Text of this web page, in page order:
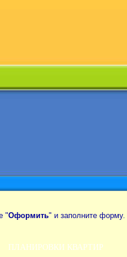
"Оформить" и заполните форму.
ПЛАНИРОВКИ КВАРТИР